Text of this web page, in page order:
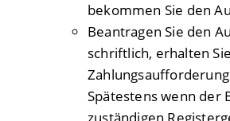
bekommen Sie den
Beantragen Sie den
schriftlich, erhalten
Spätestens wenn der